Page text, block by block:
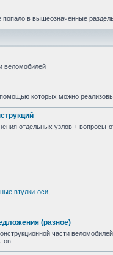
попало в вышеозначенные
веломобилей
которых можно
отдельных узлов + вопросы-
втулки-оси
(разное)
части